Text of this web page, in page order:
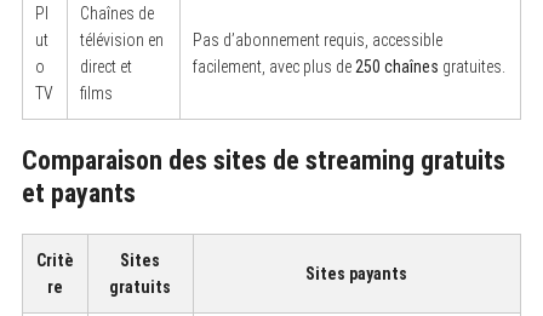
Pl
ut
o
TV
Chaînes de
télévision en
direct et
films
Pas d’abonnement requis, accessible
facilement, avec plus de 250 chaînes gratuites.
Comparaison des sites de streaming gratuits
et payants
Critè
re
Sites
gratuits
Sites payants